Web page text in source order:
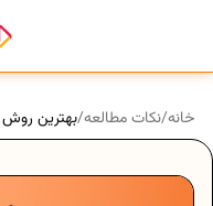
خانه/نکات مطالعه/بهترین روش